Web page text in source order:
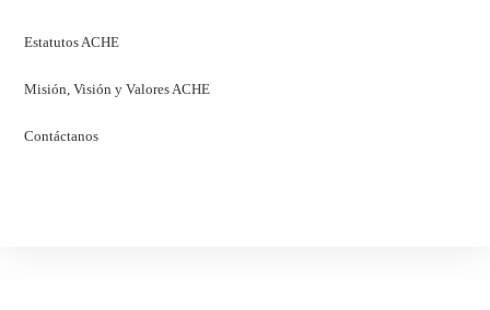
Estatutos ACHE
Misión, Visión y Valores ACHE
Contáctanos